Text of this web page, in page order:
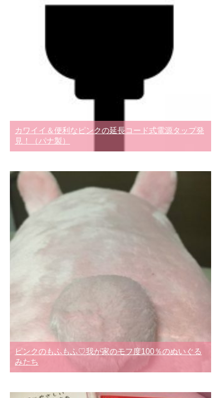
カワイイ＆便利なピンクの延長コード式電源タップ発
見！（パナ製）
ピンクのもふもふ♡我が家のモフ度100％のぬいぐる
みたち